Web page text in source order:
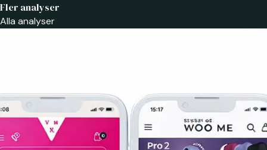
Fler analyser
Alla analyser